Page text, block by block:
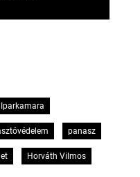
panasz
Horváth Vilmos